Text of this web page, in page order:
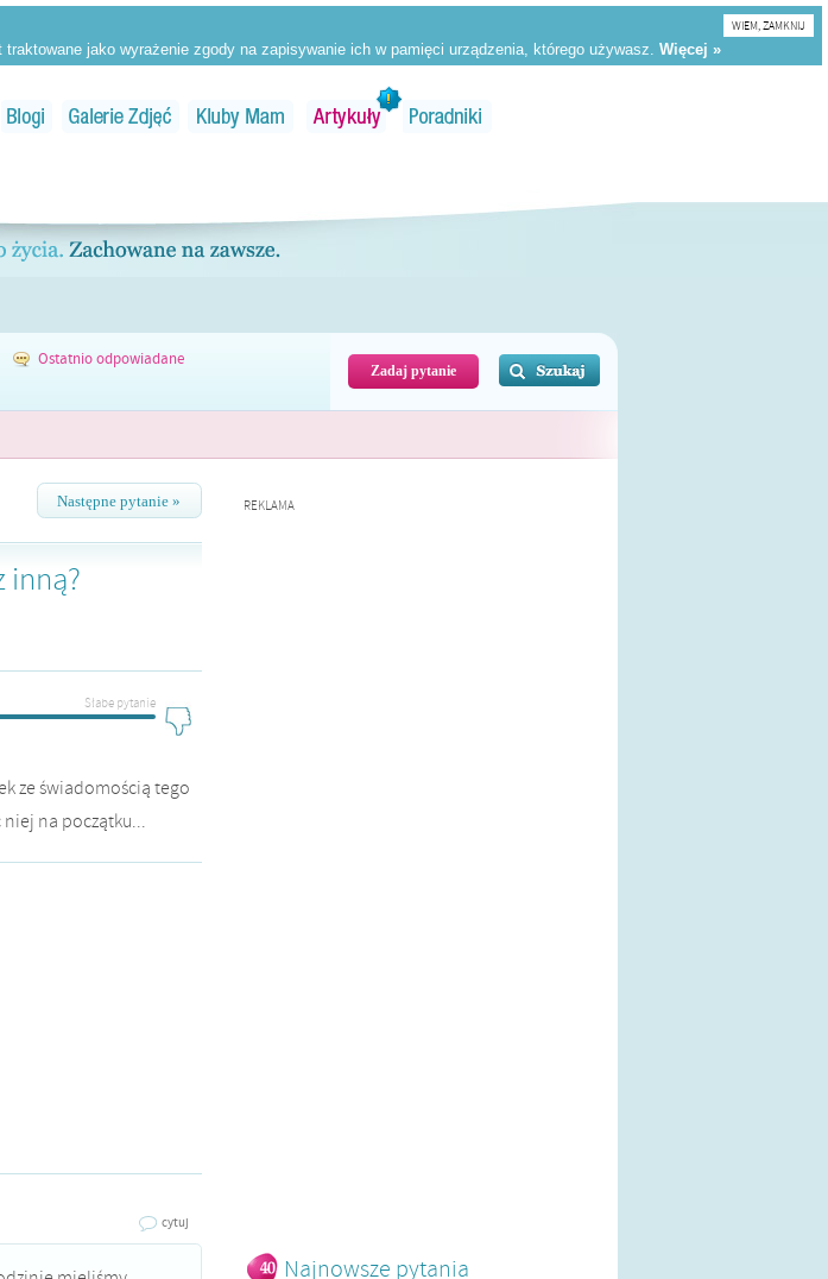
WIEM, ZAMKNIJ
Ostatnio odpowiadane
Zadaj pytanie
Następne pytanie »
inną?
Słabe pytanie
ze świadomością tego
niej na początku...
cytuj
REKLAMA
Najnowsze pytania